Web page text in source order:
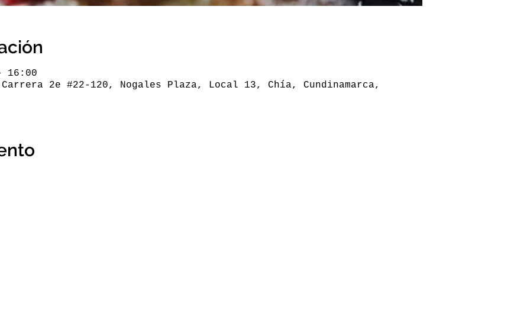
16:00
2e #22-120, Nogales Plaza, Local 13, Chía, Cundinamarca,